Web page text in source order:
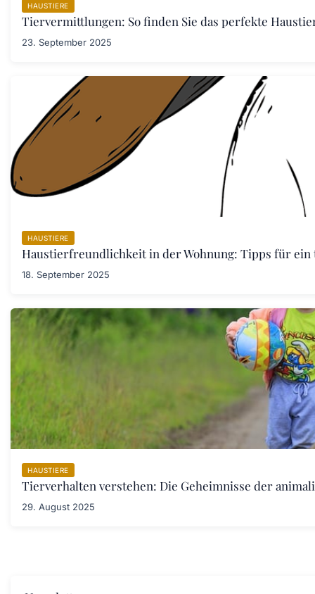
HAUSTIERE
Tiervermittlungen: So finden Sie das perfekte
23. September 2025
HAUSTIERE
Haustierfreundlichkeit in der Wohnung: Tipps für ein
18. September 2025
HAUSTIERE
Tierverhalten verstehen: Die Geheimnisse der
29. August 2025